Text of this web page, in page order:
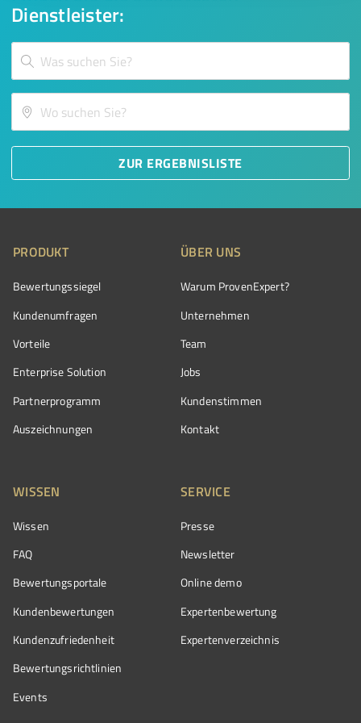
Dienstleister:
ZUR ERGEBNISLISTE
PRODUKT
Bewertungssiegel
Kundenumfragen
Vorteile
Enterprise Solution
Partnerprogramm
Auszeichnungen
ÜBER UNS
Warum ProvenExpert?
Unternehmen
Team
Jobs
Kundenstimmen
Kontakt
WISSEN
Wissen
FAQ
Bewertungsportale
Kundenbewertungen
Kundenzufriedenheit
Bewertungs­richtlinien
Events
SERVICE
Presse
Newsletter
Online demo
Expertenbewertung
Expertenverzeichnis